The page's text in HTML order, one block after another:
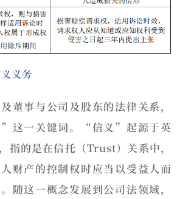
义务
董事与公司及股东的法律关系，
这一关键词。“信义”起源于英
指的是在信托（Trust）关系中，
财产的控制权时应当以受益人而
随这一概念发展到公司法领域，